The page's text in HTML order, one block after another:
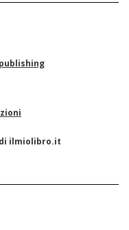
ilmiolibro.it